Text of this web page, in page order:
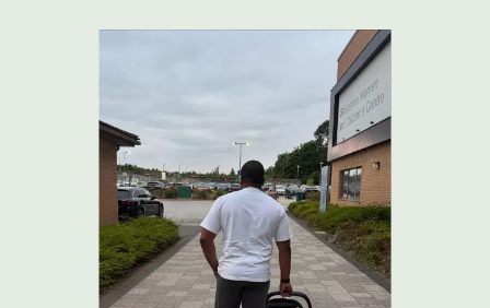
Media Carousel
Carousel with product photos. Use the previous and next